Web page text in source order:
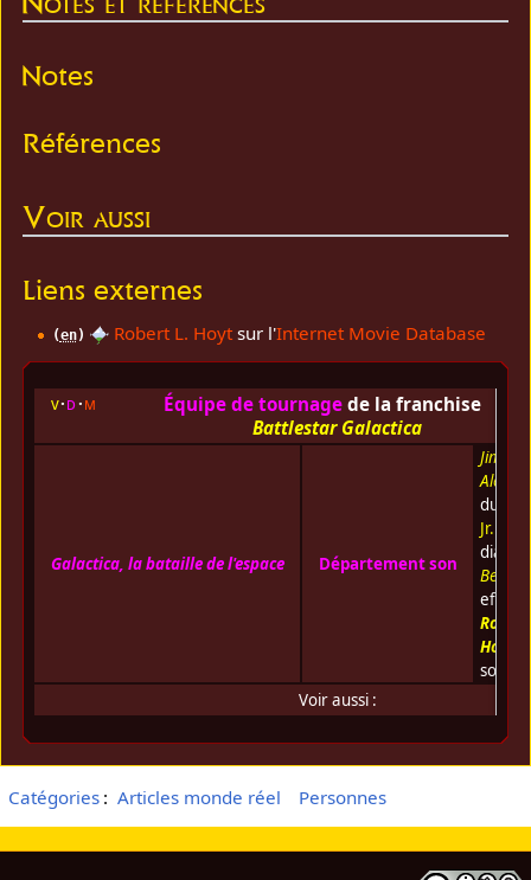
Notes
Références
Voir aussi
Liens externes
(en) Robert L. Hoytsur l'Internet Movie Database
v d m Équipe de tournagede la franchise
Battlestar Galactica
Galactica, la bataille de l'espace Département son
Jim
du
Jr.
Berkos
effets
Hoyt
son)
Voir aussi :
Catégories: Articles monde réel Personnes